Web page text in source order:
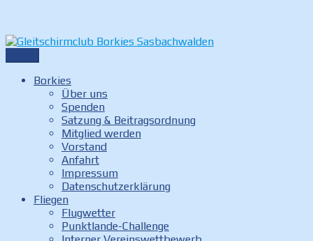
Zum
springen
Gleitschirmclub Borkies Sasbachwalden
Internetauftritt des Gleitschirmclubs Borkies in
Sasbachwalden
Borkies
Über uns
Spenden
Satzung & Beitragsordnung
Mitglied werden
Vorstand
Anfahrt
Impressum
Datenschutzerklärung
Fliegen
Flugwetter
Punktlande-Challenge